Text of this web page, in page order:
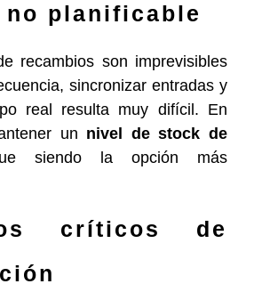
no planificable
recambios son imprevisibles
sincronizar entradas y
real resulta muy difícil. En
un nivel de stock de
siendo la opción más
críticos de